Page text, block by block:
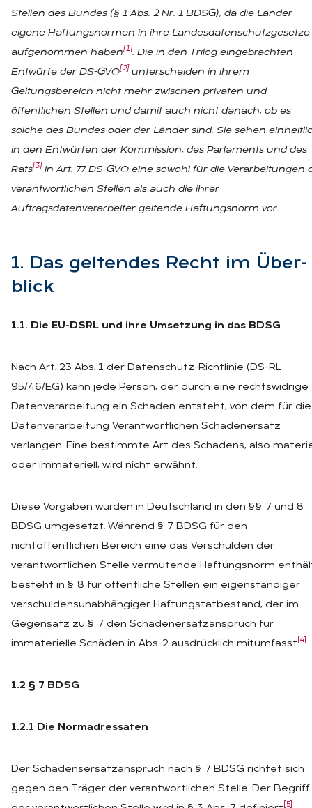
Stellen des Bundes (§ 1 Abs. 2 Nr. 1 BDSG), da die Länder
eigene Haftungsnormen in ihre Landesdatenschutzgesetze
aufgenommen haben[1]. Die in den Trilog eingebrachten
Entwürfe der DS-GVO[2] unterscheiden in ihrem
Geltungsbereich nicht mehr zwischen privaten und
öffentlichen Stellen und damit auch nicht danach, ob es
solche des Bundes oder der Länder sind. Sie sehen
in den Entwürfen der Kommission, des Parlaments und des
Rats[3] in Art. 77 DS-GVO eine sowohl für die Verarbeitungen
verantwortlichen Stellen als auch die ihrer
Auftragsdatenverarbeiter geltende Haftungsnorm vor.
1. Das gel­ten­des Recht im Über­
blick
1.1. Die EU-DSRL und ihre Umsetzung in das BDSG
Nach Art. 23 Abs. 1 der Datenschutz-Richtlinie (DS-RL
95/46/EG) kann jede Person, der durch eine rechtswidrige
Datenverarbeitung ein Schaden entsteht, von dem für die
Datenverarbeitung Verantwortlichen Schadenersatz
verlangen. Eine bestimmte Art des Schadens, also
oder immateriell, wird nicht erwähnt.
Diese Vorgaben wurden in Deutschland in den §§ 7 und 8
BDSG umgesetzt. Während § 7 BDSG für den
nichtöffentlichen Bereich eine das Verschulden der
verantwortlichen Stelle vermutende Haftungsnorm
besteht in § 8 für öffentliche Stellen ein eigenständiger
verschuldensunabhängiger Haftungstatbestand, der im
Gegensatz zu § 7 den Schadenersatzanspruch für
immaterielle Schäden in Abs. 2 ausdrücklich mitumfasst [4] .
1.2 § 7 BDSG
1.2.1 Die Normadressaten
Der Schadensersatzanspruch nach § 7 BDSG richtet sich
gegen den Träger der verantwortlichen Stelle. Der Begriff
[5]